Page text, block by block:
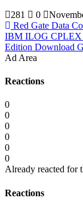
281
0
Red Gate Data
IBM ILOG CPLEX
Edition Download
Ad Area
Reactions
0
0
0
0
0
0
Already reacted for
Reactions